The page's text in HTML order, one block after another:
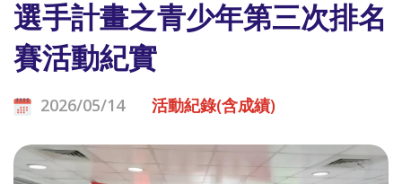
選手計畫之青少年第三次排名
賽活動紀實
2026/05/14 活動紀錄(含成績)